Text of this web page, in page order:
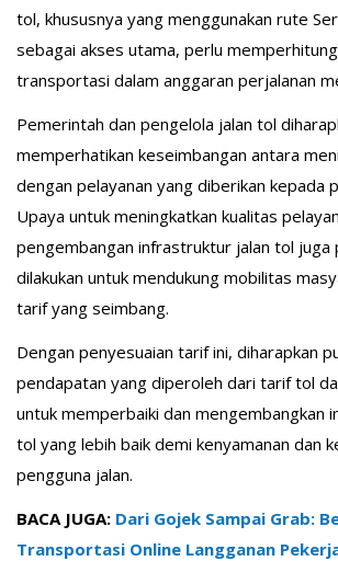
tol, khususnya yang menggunakan rute
sebagai akses utama, perlu
transportasi dalam anggaran perjalanan
Pemerintah dan pengelola jalan tol
memperhatikan keseimbangan antara
dengan pelayanan yang diberikan kepada
Upaya untuk meningkatkan kualitas
pengembangan infrastruktur jalan tol juga
dilakukan untuk mendukung mobilitas
tarif yang seimbang.
Dengan penyesuaian tarif ini, diharapkan
pendapatan yang diperoleh dari tarif tol
untuk memperbaiki dan mengembangkan
tol yang lebih baik demi kenyamanan dan
pengguna jalan.
BACA JUGA: Dari Gojek Sampai Grab:
Transportasi Online Langganan